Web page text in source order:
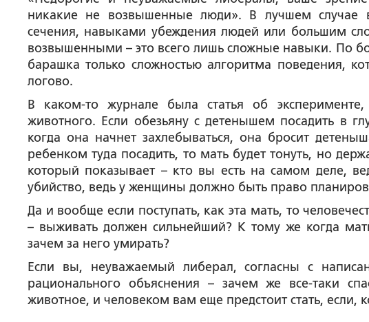
никакие не возвышенные люди». В лучшем случае
сечения, навыками убеждения людей или большим
возвышенными – это всего лишь сложные навыки. По
барашка только сложностью алгоритма поведения,
логово.
В каком-то журнале была статья об
животного. Если обезьяну с детенышем посадить в
когда она начнет захлебываться, она бросит
ребенком туда посадить, то мать будет тонуть, но
который показывает – кто вы есть на самом деле,
убийство, ведь у женщины должно быть право
Да и вообще если поступать, как эта мать, то
– выживать должен сильнейший? К тому же когда
зачем за него умирать?
Если вы, неуважаемый либерал, согласны с
рационального объяснения – зачем же все-таки
животное, и человеком вам еще предстоит стать, если,